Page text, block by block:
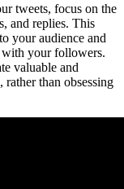
tweets, focus on the
and replies. This
your audience and
with your followers.
valuable and
rather than obsessing